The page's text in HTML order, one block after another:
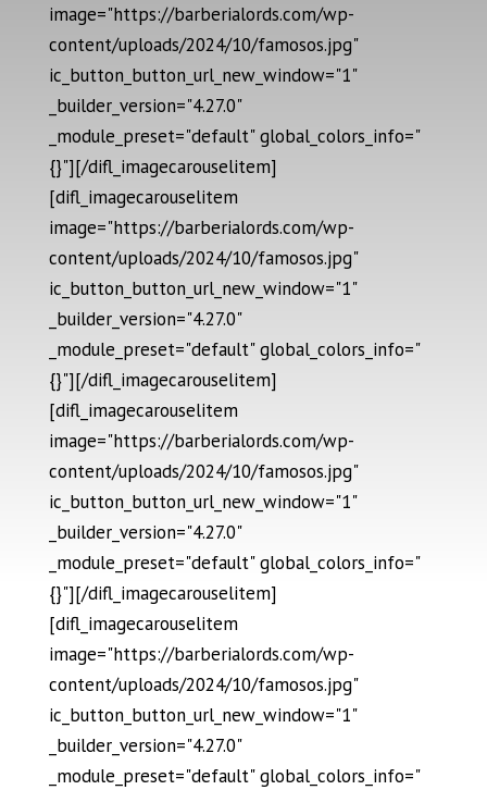
image="https://barberialords.com/wp-
content/uploads/2024/10/famosos.jpg"
ic_button_button_url_new_window="1"
_builder_version="4.27.0"
_module_preset="default" global_colors_info="
{}"][/difl_imagecarouselitem]
[difl_imagecarouselitem
image="https://barberialords.com/wp-
content/uploads/2024/10/famosos.jpg"
ic_button_button_url_new_window="1"
_builder_version="4.27.0"
_module_preset="default" global_colors_info="
{}"][/difl_imagecarouselitem]
[difl_imagecarouselitem
image="https://barberialords.com/wp-
content/uploads/2024/10/famosos.jpg"
ic_button_button_url_new_window="1"
_builder_version="4.27.0"
_module_preset="default" global_colors_info="
{}"][/difl_imagecarouselitem]
[difl_imagecarouselitem
image="https://barberialords.com/wp-
content/uploads/2024/10/famosos.jpg"
ic_button_button_url_new_window="1"
_builder_version="4.27.0"
_module_preset="default" global_colors_info="